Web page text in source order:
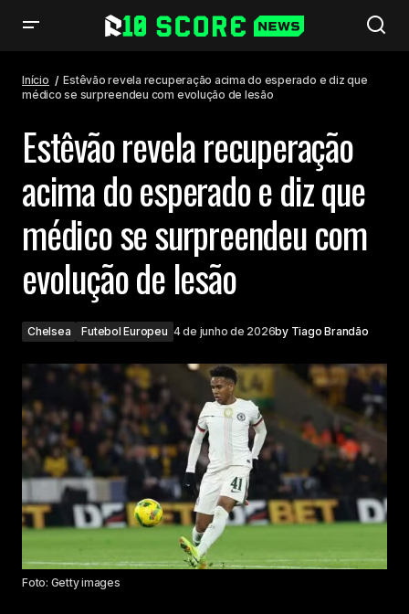
surpreendeu com evolução de lesão
Início
Estêvão revela recuperação acima do esperado e diz que
médico se surpreendeu com evolução de lesão
Estêvão revela recuperação
acima do esperado e diz que
médico se surpreendeu com
evolução de lesão
Chelsea Futebol Europeu 4 de junho de 2026by Tiago Brandão
Foto: Getty images